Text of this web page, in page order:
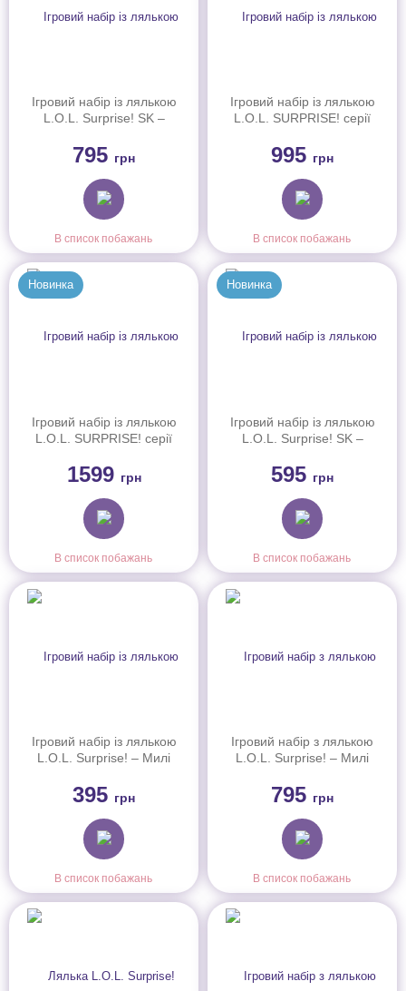
Ігровий набір із лялькою
L.O.L. Surprise! SK –
(121343)
795 грн
В список побажань
Ігровий набір із лялькою
L.O.L. SURPRISE! серії
Shortcake" – ШАРЛОТТА
СУНИЧКА І ДРУЗІ
(596530)
995 грн
В список побажань
Новинка
Ігровий набір із лялькою
L.O.L. SURPRISE! серії
ХУПС К'ЮТІ (з
аксесуарами) (510413)
1599 грн
В список побажань
Новинка
Ігровий набір із лялькою
L.O.L. Surprise! SK –
намистин (511212)
595 грн
В список побажань
Ігровий набір із лялькою
L.O.L. Surprise! – Милі
(598787)
395 грн
В список побажань
Ігровий набір з лялькою
L.O.L. Surprise! – Милі
795 грн
В список побажань